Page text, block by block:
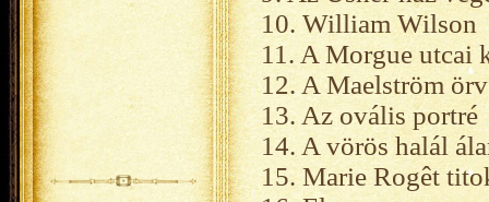
10. William Wilson
11. A Morgue utcai
12. A Maelström
13. Az ovális portré
14. A vörös halál
15. Marie Rogêt